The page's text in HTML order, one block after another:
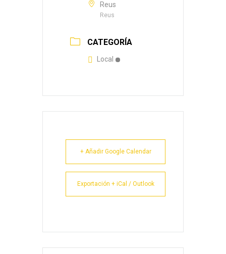
Reus
Reus
CATEGORÍA
Local
+ Añadir Google Calendar
Exportación + iCal / Outlook